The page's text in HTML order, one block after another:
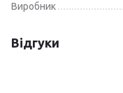
Виробник
Відгуки